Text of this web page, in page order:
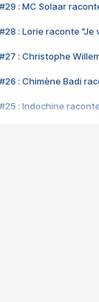
#29 : MC Solaar
#28 : Lorie raconte "Je
#27 : Christophe
#26 : Chimène Badi
#25 : Indochine